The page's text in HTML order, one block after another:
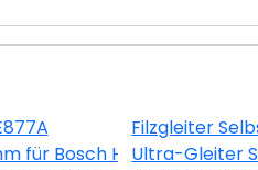
Filzgleiter
für Bosch Heißklebestift
Ultra-Gleiter